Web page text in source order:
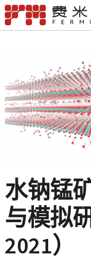
水钠锰
与模拟
2021）